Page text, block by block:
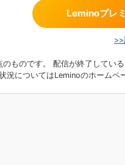
Leminoプレ
ものです。 配信が終了してい
況についてはLeminoのホームペ